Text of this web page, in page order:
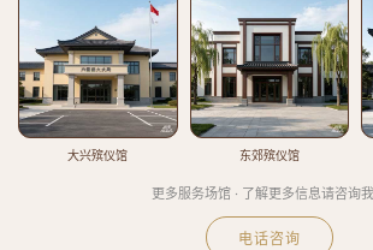
大兴殡仪馆 东郊殡仪馆
更多服务场馆 · 了解更多信息请咨询我
电话咨询